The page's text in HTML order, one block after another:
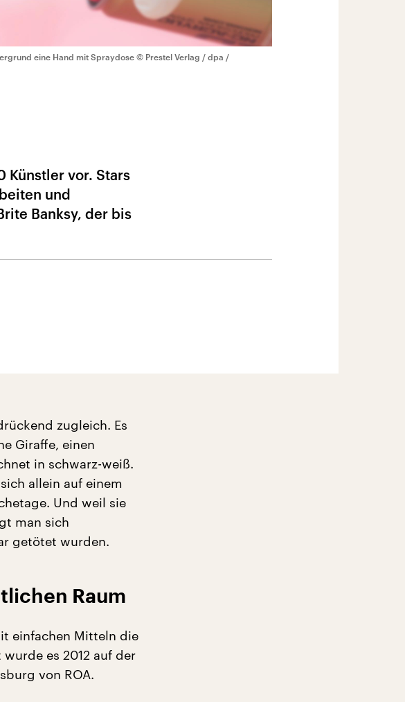
eine Hand mit Spraydose © Prestel Verlag / dpa /
Künstler vor. Stars
und
Banksy, der bis
zugleich. Es
Giraffe, einen
in schwarz-weiß.
allein auf einem
Und weil sie
man sich
getötet wurden.
Raum
einfachen Mitteln die
es 2012 auf der
von ROA.